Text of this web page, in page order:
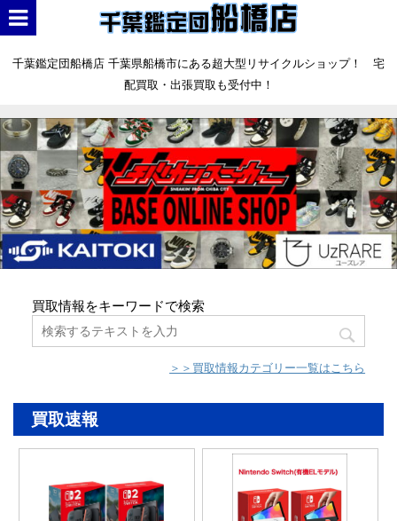
千葉鑑定団船橋店 千葉県船橋市にある超大型リサイクルショップ！ 宅
配買取・出張買取も受付中！
買取情報をキーワードで検索
＞＞買取情報カテゴリー一覧はこちら
買取速報